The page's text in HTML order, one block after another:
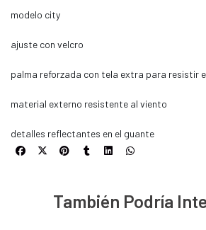
modelo city
ajuste con velcro
palma reforzada con tela extra para resistir
material externo resistente al viento
detalles reflectantes en el guante
También Podría